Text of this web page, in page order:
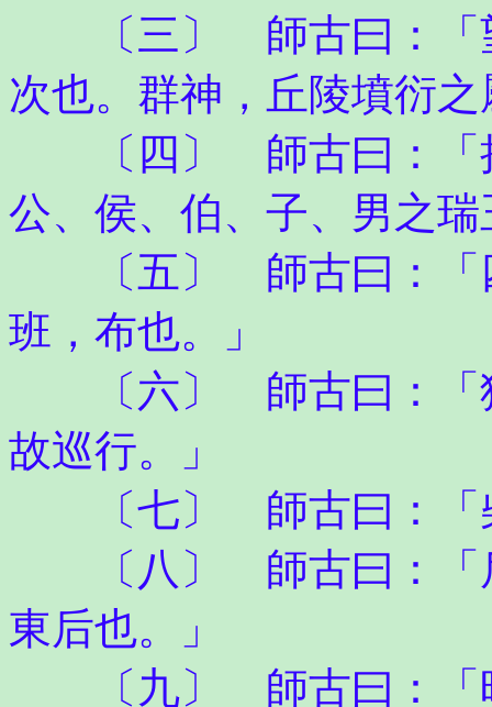
〔三〕 師古曰：「望
次也。群神，丘陵墳衍之
〔四〕 師古曰：「揖
公、侯、伯、子、男之瑞
〔五〕 師古曰：「四
班，布也。」
〔六〕 師古曰：「狩
故巡行。」
〔七〕 師古曰：「
〔八〕 師古曰：「后
東后也。」
〔九〕 師古曰：「時